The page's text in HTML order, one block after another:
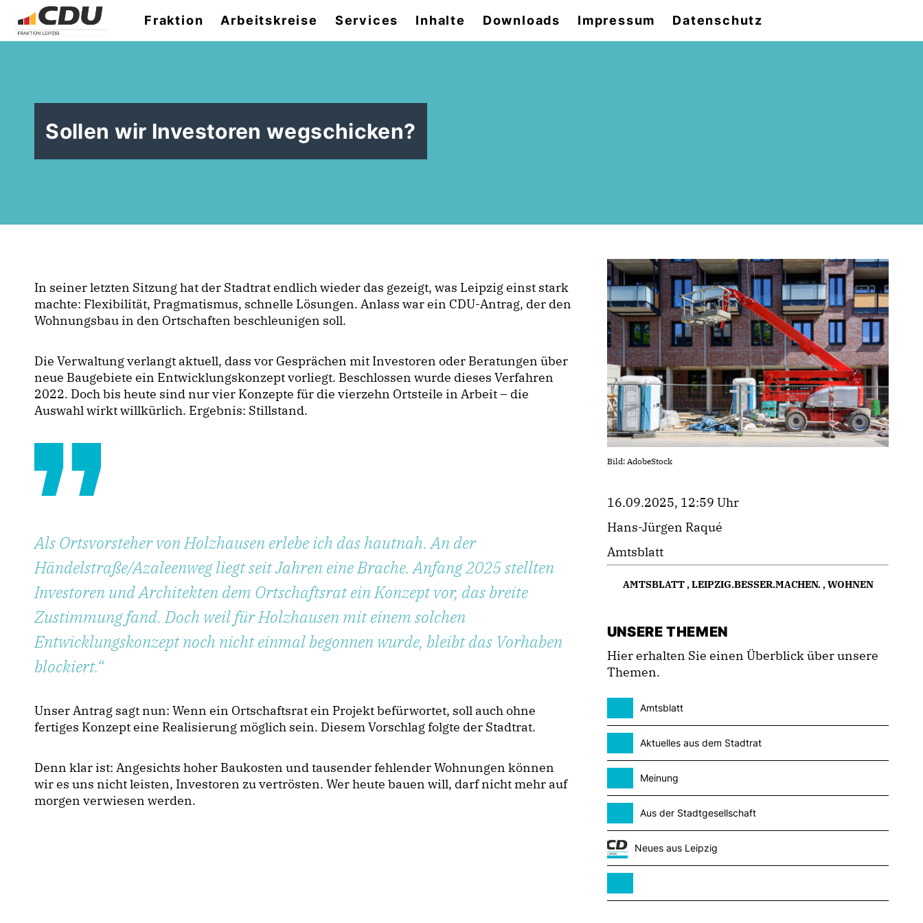
Fraktion Arbeitskreise Services Inhalte Downloads Impressum Datenschutz
Sollen wir Investoren wegschicken?
In seiner letzten Sitzung hat der Stadtrat endlich wieder das gezeigt, was Leipzig einst stark
machte: Flexibilität, Pragmatismus, schnelle Lösungen. Anlass war ein CDU-Antrag, der den
Wohnungsbau in den Ortschaften beschleunigen soll.
Die Verwaltung verlangt aktuell, dass vor Gesprächen mit Investoren oder Beratungen über
neue Baugebiete ein Entwicklungskonzept vorliegt. Beschlossen wurde dieses Verfahren
2022. Doch bis heute sind nur vier Konzepte für die vierzehn Ortsteile in Arbeit – die
Auswahl wirkt willkürlich. Ergebnis: Stillstand.
Als Ortsvorsteher von Holzhausen erlebe ich das hautnah. An der
Händelstraße/Azaleenweg liegt seit Jahren eine Brache. Anfang 2025 stellten
Investoren und Architekten dem Ortschaftsrat ein Konzept vor, das breite
Zustimmung fand. Doch weil für Holzhausen mit einem solchen
Entwicklungskonzept noch nicht einmal begonnen wurde, bleibt das Vorhaben
blockiert.
Unser Antrag sagt nun: Wenn ein Ortschaftsrat ein Projekt befürwortet, soll auch ohne
fertiges Konzept eine Realisierung möglich sein. Diesem Vorschlag folgte der Stadtrat.
Denn klar ist: Angesichts hoher Baukosten und tausender fehlender Wohnungen können
wir es uns nicht leisten, Investoren zu vertrösten. Wer heute bauen will, darf nicht mehr auf
morgen verwiesen werden.
Bild: AdobeStock
16.09.2025, 12:59 Uhr
Hans-Jürgen Raqué
Amtsblatt
AMTSBLATT,LEIPZIG.BESSER.MACHEN. ,WOHNEN
UNSERE THEMEN
Hier erhalten Sie einen Überblick über unsere
Themen.
Amtsblatt
Aktuelles aus dem Stadtrat
Meinung
Aus der Stadtgesellschaft
Neues aus Leipzig